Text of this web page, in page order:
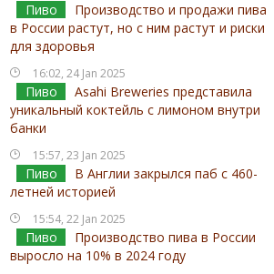
Пиво
Производство и продажи пива
в России растут, но с ним растут и риски
для здоровья
16:02, 24 Jan 2025
Пиво
Asahi Breweries представила
уникальный коктейль с лимоном внутри
банки
15:57, 23 Jan 2025
Пиво
В Англии закрылся паб с 460-
летней историей
15:54, 22 Jan 2025
Пиво
Производство пива в России
выросло на 10% в 2024 году